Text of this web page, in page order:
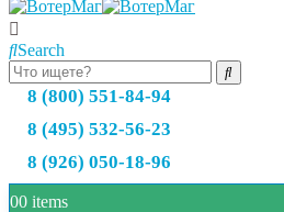
Search
8 (800) 551-84-94
8 (495) 532-56-23
8 (926) 050-18-96
00 items